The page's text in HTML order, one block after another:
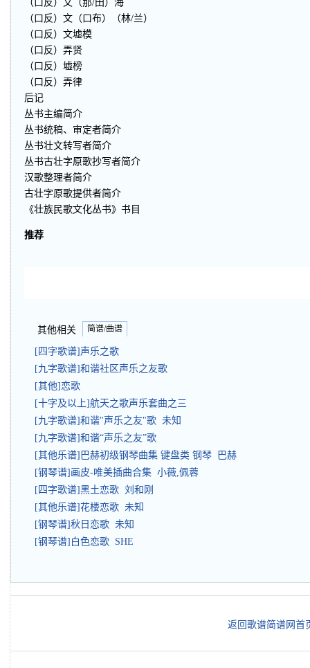
（口反）文（那/田）海
（口反）文（口布）（林/兰）
（口反）文墟模
（口反）弄贤
（口反）墟榜
（口反）弄律
后记
丛书主编简介
丛书统稿、审定者简介
丛书壮文转写者简介
丛书古壮字原歌抄写者简介
汉歌整理者简介
古壮字原歌提供者简介
《壮族民歌文化丛书》书目
推荐
其他相关 简谱/曲谱
[四字歌谱]声乐之歌
[九字歌谱]和谐社区声乐之友歌
[其他]恋歌
[十字及以上]航天之歌声乐套曲之三
[九字歌谱]和谐"声乐之友"歌 未知
[九字歌谱]和谐“声乐之友”歌
[其他乐谱]巴赫初级钢琴曲集 键盘类 钢琴 巴赫
[钢琴谱]画皮-唯美插曲合集 小薇,佩蓉
[四字歌谱]黑土恋歌 刘和刚
[其他乐谱]花楼恋歌 未知
[钢琴谱]秋日恋歌 未知
[钢琴谱]白色恋歌 SHE
返回歌谱简谱网首